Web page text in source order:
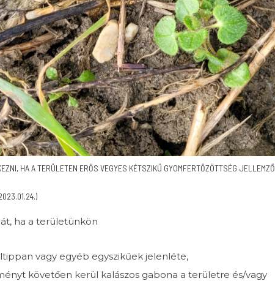
HA A TERÜLETEN ERŐS VEGYES KÉTSZIKŰ GYOMFERTŐZÖTTSÉG JELLEMZŐ
ha a területünkön
vagy egyéb egyszikűek jelenléte,
követően kerül kalászos gabona a területre és/vagy